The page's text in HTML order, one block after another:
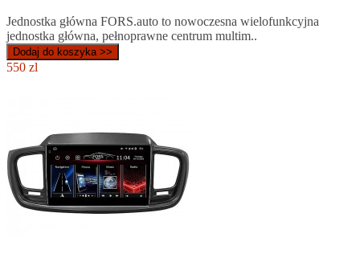
Jednostka główna FORS.auto to nowoczesna wielofunkcyjna
jednostka główna, pełnoprawne centrum multim..
Dodaj do koszyka >>
550 zl